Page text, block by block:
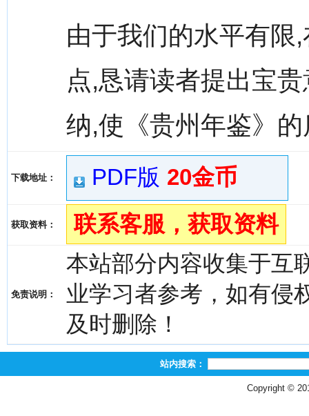
由于我们的水平有限
点,恳请读者提出宝
纳,使《贵州年鉴》
下载地址： PDF版 20金币
获取资料： 联系客服，获取资料
免责说明：
本站部分内容收集于互
业学习者参考，如有侵
及时删除！
站内搜索：
Copyright ©